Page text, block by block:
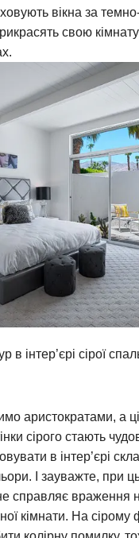
вікна за
свою
в інтер’єрі сірої
аристократами, а
сірого стають
в інтер’єрі
І зауважте, при
справляє враження
кімнати. На сірому